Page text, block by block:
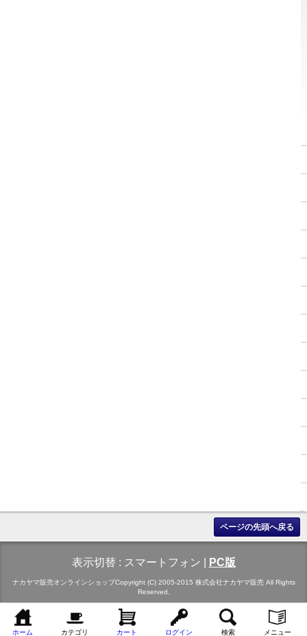
ページの先頭へ戻る
表示切替 : スマートフォン PC版
ナカヤマ販売オンラインショップCopyright (C) 2005-2015 株式会社ナカヤマ販売 All Rights
Reserved.
ホーム カテゴリ カート ログイン 検索 メニュー